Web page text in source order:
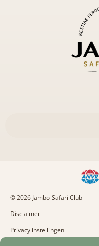
© 2026 Jambo Safari Club
Disclaimer
Privacy instellingen